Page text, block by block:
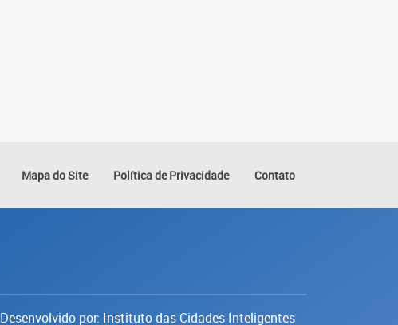
Mapa do Site Política de Privacidade Contato
Desenvolvido por: Instituto das Cidades Inteligentes